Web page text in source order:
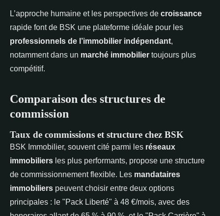
L’approche humaine et les perspectives de croissance
rapide font de BSK une plateforme idéale pour les
professionnels de l’immobilier indépendant,
notamment dans un marché immobilier toujours plus
compétitif.
Comparaison des structures de
commission
Taux de commissions et structure chez BSK
BSK Immobilier, souvent cité parmi les réseaux
immobiliers les plus performants, propose une structure
de commissionnement flexible. Les mandataires
immobiliers peuvent choisir entre deux options
principales : le "Pack Liberté" à 48 €/mois, avec des